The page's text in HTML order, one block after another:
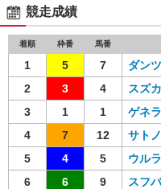
競走成績
着順 枠番 馬番
1 5 7 ダン
2
3 4 スズ
3
1 1 ゲネ
4
7 12 サト
5
4 5 ウル
6
6 9 スフ